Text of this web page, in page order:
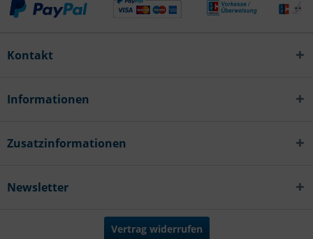
Kontakt
Informationen
Zusatzinformationen
Newsletter
Vertrag widerrufen